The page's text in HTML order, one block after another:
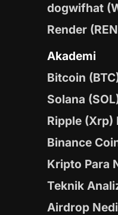
dogwifhat
Render
Akademi
Bitcoin
Solana
Ripple (Xrp)
Binance
Kripto Para
Teknik
Airdrop